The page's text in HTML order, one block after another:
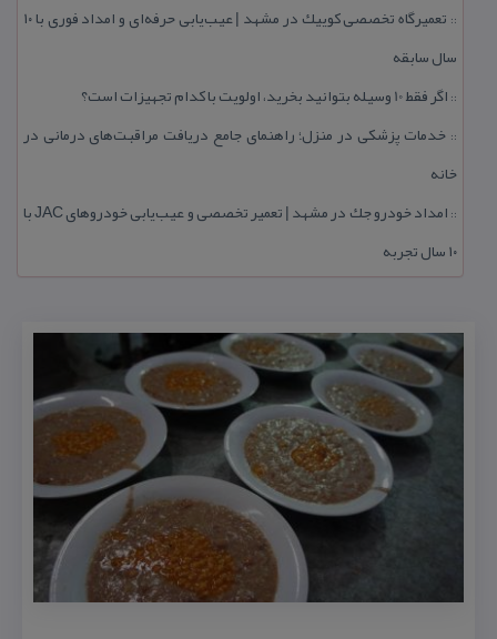
::
تعمیرگاه تخصصی كوییك در مشهد | عیب‌یابی حرفه‌ای و امداد فوری با ۱۰
سال سابقه
:: اگر فقط 10 وسیله بتوانید بخرید، اولویت با كدام تجهیزات است؟
:: خدمات پزشكی در منزل؛ راهنمای جامع دریافت مراقبت‌های درمانی در
خانه
::
امداد خودرو جك در مشهد | تعمیر تخصصی و عیب‌یابی خودروهای JAC با
۱۰ سال تجربه